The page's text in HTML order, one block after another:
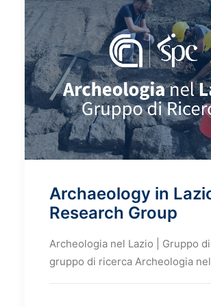
Archaeology in Lazio
Research Group
Archeologia nel Lazio | Gruppo
gruppo di ricerca Archeologia